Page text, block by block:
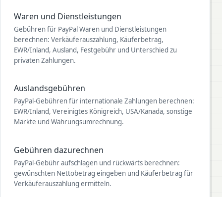
Waren und Dienstleistungen
Gebühren für PayPal Waren und Dienstleistungen
berechnen: Verkäuferauszahlung, Käuferbetrag,
EWR/Inland, Ausland, Festgebühr und Unterschied zu
privaten Zahlungen.
Auslandsgebühren
PayPal-Gebühren für internationale Zahlungen berechnen:
EWR/Inland, Vereinigtes Königreich, USA/Kanada, sonstige
Märkte und Währungsumrechnung.
Gebühren dazurechnen
PayPal-Gebühr aufschlagen und rückwärts berechnen:
gewünschten Nettobetrag eingeben und Käuferbetrag für
Verkäuferauszahlung ermitteln.